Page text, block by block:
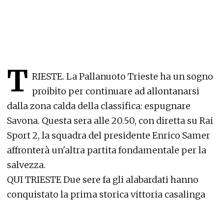
T RIESTE. La Pallanuoto Trieste ha un sogno
proibito per continuare ad allontanarsi
dalla zona calda della classifica: espugnare
Savona. Questa sera alle 20.50, con diretta su Rai
Sport 2, la squadra del presidente Enrico Samer
affronterà un'altra partita fondamentale per la
salvezza.
QUI TRIESTE Due sere fa gli alabardati hanno
conquistato la prima storica vittoria casalinga